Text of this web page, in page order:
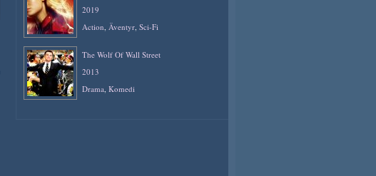
2019
Action, Äventyr, Sci-Fi
The Wolf Of Wall Street
2013
Drama, Komedi